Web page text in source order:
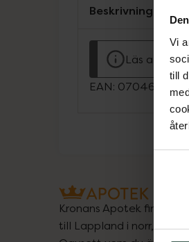
Vi
till
Beskrivning
Läs alltid
EAN:
Kronans Apotek finns
till Lappland i norr, och